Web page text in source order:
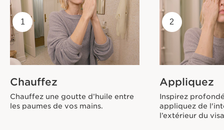
1
Chauffez
Chauffez une goutte d’huile entre
les paumes de vos mains.
2
Appliquez
Inspirez
appliquez de
l’extérieur du